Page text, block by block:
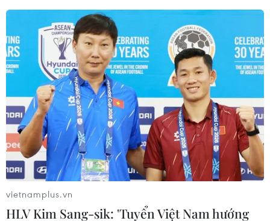
#Yemnen #Máy bay chiến đấu
#Quân đội
#al-Qeada
Mỹ Yemen
Theo dõi VietnamPlus
vietnamplus.vn
HLV Kim Sang-sik: 'Tuyển Việt Nam hướng